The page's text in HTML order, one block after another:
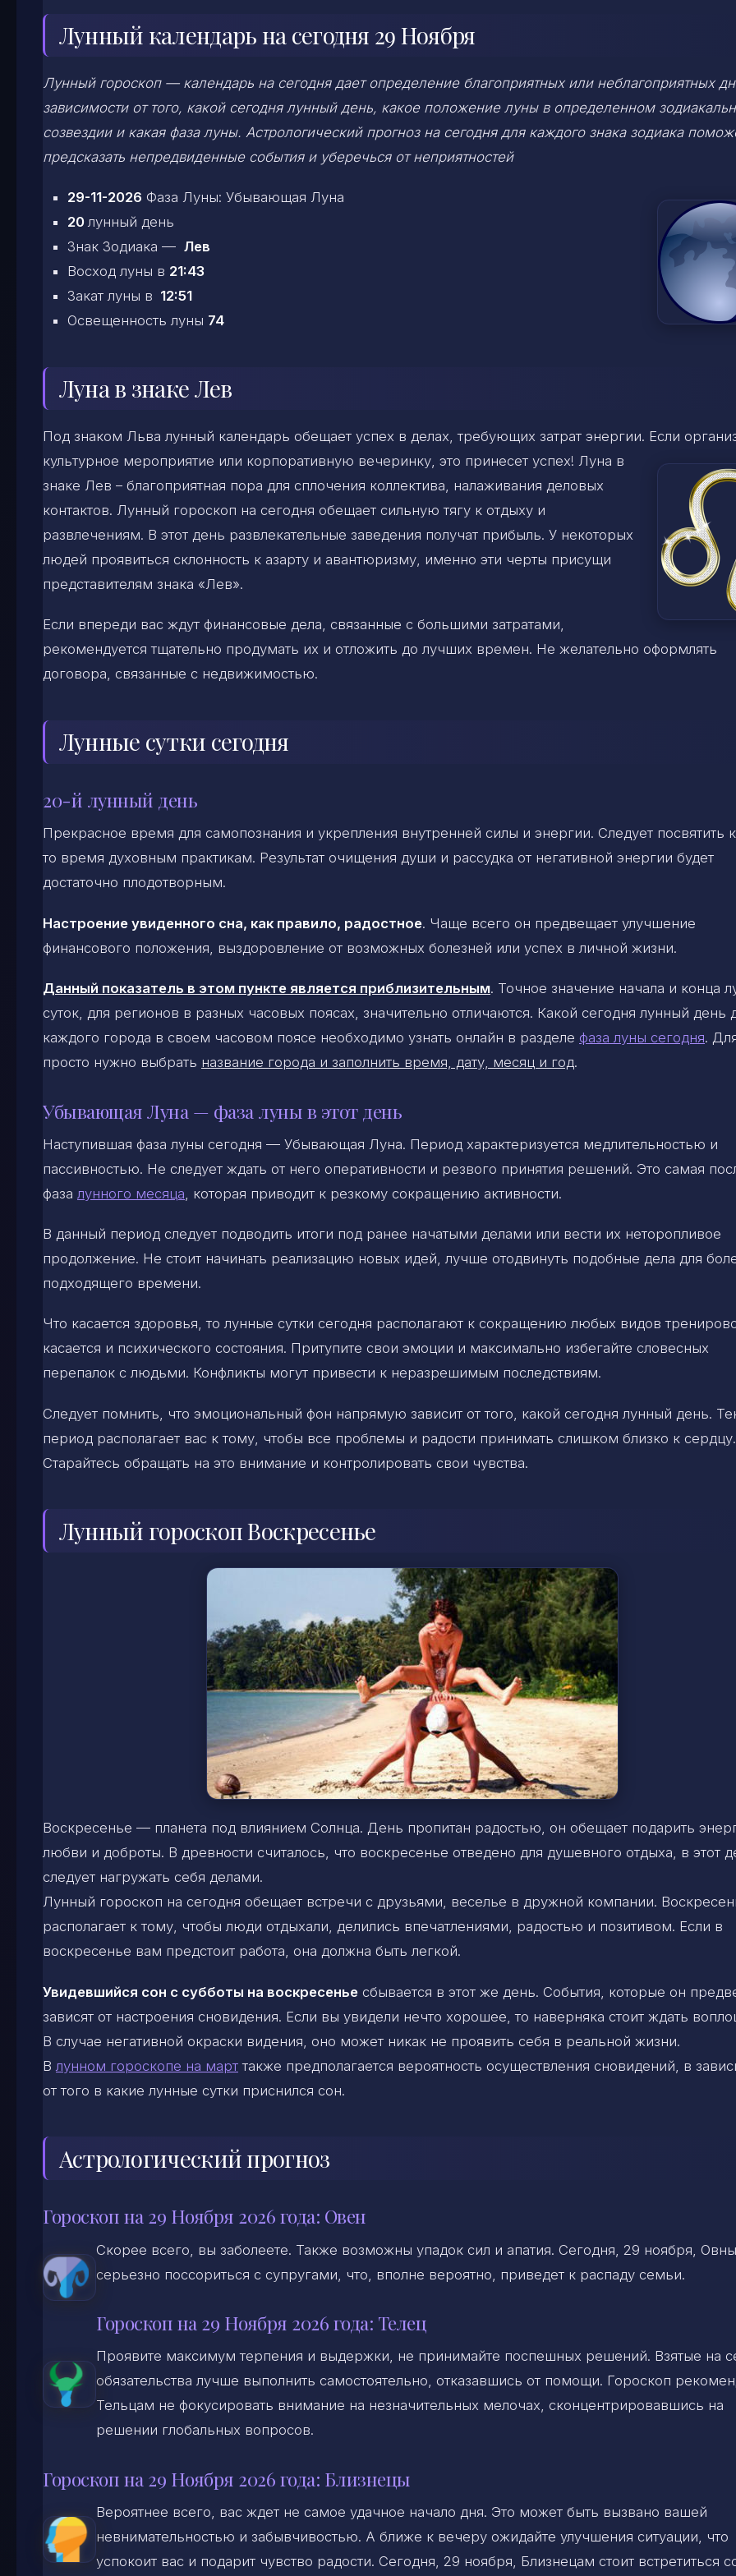
Лунный календарь на сегодня 29 Ноября
Лунный гороскоп — календарь на сегодня дает определение благоприятных или неблагоприятных
зависимости от того, какой сегодня лунный день, какое положение луны в определенном
созвездии и какая фаза луны. Астрологический прогноз на сегодня для каждого знака зодиака
предсказать непредвиденные события и уберечься от неприятностей
29-11-2026 Фаза Луны: Убывающая Луна
20лунный день
Знак Зодиака — Лев
Восход луны в 21:43
Закат луны в 12:51
Освещенность луны 74
Луна в знаке Лев
Под знаком Льва лунный календарь обещает успех в делах, требующих затрат энергии. Если
культурное мероприятие или корпоративную вечеринку, это принесет успех! Луна в
знаке Лев – благоприятная пора для сплочения коллектива, налаживания деловых
контактов. Лунный гороскоп на сегодня обещает сильную тягу к отдыху и
развлечениям. В этот день развлекательные заведения получат прибыль. У некоторых
людей проявиться склонность к азарту и авантюризму, именно эти черты присущи
представителям знака «Лев».
Если впереди вас ждут финансовые дела, связанные с большими затратами,
рекомендуется тщательно продумать их и отложить до лучших времен. Не желательно оформлять
договора, связанные с недвижимостью.
Лунные сутки сегодня
20-й лунный день
Прекрасное время для самопознания и укрепления внутренней силы и энергии. Следует посвятить
то время духовным практикам. Результат очищения души и рассудка от негативной энергии будет
достаточно плодотворным.
Настроение увиденного сна, как правило, радостное. Чаще всего он предвещает улучшение
финансового положения, выздоровление от возможных болезней или успех в личной жизни.
Данный показатель в этом пункте является приблизительным. Точное значение начала и конца
суток, для регионов в разных часовых поясах, значительно отличаются. Какой сегодня лунный день
каждого города в своем часовом поясе необходимо узнать онлайн в разделе фаза луны сегодня.
просто нужно выбрать название города и заполнить время, дату, месяц и год.
Убывающая Луна — фаза луны в этот день
Наступившая фаза луны сегодня — Убывающая Луна. Период характеризуется медлительностью и
пассивностью. Не следует ждать от него оперативности и резвого принятия решений. Это самая
фаза лунного месяца , которая приводит к резкому сокращению активности.
В данный период следует подводить итоги под ранее начатыми делами или вести их неторопливое
продолжение. Не стоит начинать реализацию новых идей, лучше отодвинуть подобные дела для
подходящего времени.
Что касается здоровья, то лунные сутки сегодня располагают к сокращению любых видов
касается и психического состояния. Притупите свои эмоции и максимально избегайте словесных
перепалок с людьми. Конфликты могут привести к неразрешимым последствиям.
Следует помнить, что эмоциональный фон напрямую зависит от того, какой сегодня лунный день.
период располагает вас к тому, чтобы все проблемы и радости принимать слишком близко к сердцу.
Старайтесь обращать на это внимание и контролировать свои чувства.
Лунный гороскоп Воскресенье
Воскресенье — планета под влиянием Солнца. День пропитан радостью, он обещает подарить
любви и доброты. В древности считалось, что воскресенье отведено для душевного отдыха, в этот
следует нагружать себя делами.
Лунный гороскоп на сегодня обещает встречи с друзьями, веселье в дружной компании.
располагает к тому, чтобы люди отдыхали, делились впечатлениями, радостью и позитивом. Если в
воскресенье вам предстоит работа, она должна быть легкой.
Увидевшийся сон с субботы на воскресенье сбывается в этот же день. События, которые он
зависят от настроения сновидения. Если вы увидели нечто хорошее, то наверняка стоит ждать
В случае негативной окраски видения, оно может никак не проявить себя в реальной жизни.
В лунном гороскопе на март также предполагается вероятность осуществления сновидений, в
от того в какие лунные сутки приснился сон.
Астрологический прогноз
Гороскоп на 29 Ноября 2026 года: Овен
Скорее всего, вы заболеете. Также возможны упадок сил и апатия. Сегодня, 29 ноября,
серьезно поссориться с супругами, что, вполне вероятно, приведет к распаду семьи.
Гороскоп на 29 Ноября 2026 года: Телец
Проявите максимум терпения и выдержки, не принимайте поспешных решений. Взятые на
обязательства лучше выполнить самостоятельно, отказавшись от помощи. Гороскоп
Тельцам не фокусировать внимание на незначительных мелочах, сконцентрировавшись на
решении глобальных вопросов.
Гороскоп на 29 Ноября 2026 года: Близнецы
Вероятнее всего, вас ждет не самое удачное начало дня. Это может быть вызвано вашей
невнимательностью и забывчивостью. А ближе к вечеру ожидайте улучшения ситуации, что
успокоит вас и подарит чувство радости. Сегодня, 29 ноября, Близнецам стоит встретиться